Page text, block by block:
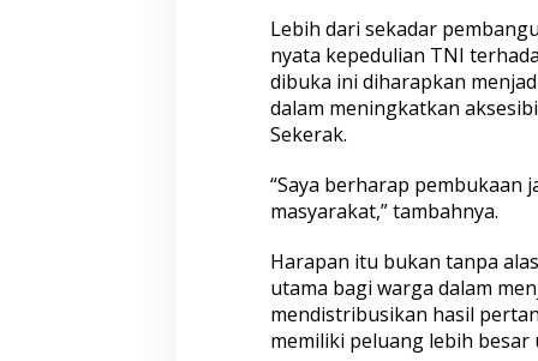
n
u
k
W
g
a
K
c
a
m
a
t
Lebih dari sekadar
nyata kepedulian TNI
dibuka ini diharapkan
dalam meningkatkan
Sekerak.
“Saya berharap pembukaan
masyarakat,” tambahnya.
Harapan itu bukan tanpa
utama bagi warga dalam
mendistribusikan hasil
memiliki peluang lebih